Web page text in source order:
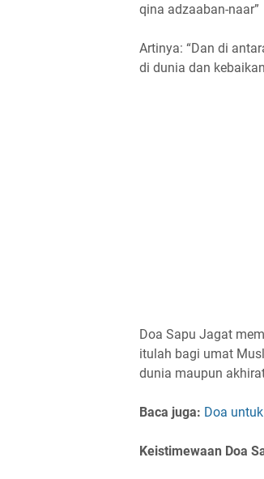
qina adzaaban-naar”
Artinya: “Dan di
di dunia dan
Doa Sapu Jagat
itulah bagi umat
dunia maupun
Baca juga: Doa
Keistimewaan Doa